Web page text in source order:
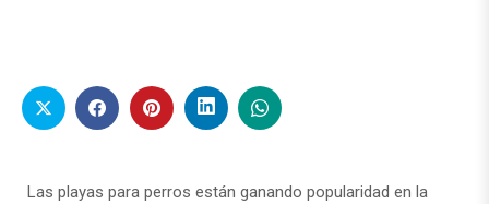
Las playas para perros están ganando popularidad en la